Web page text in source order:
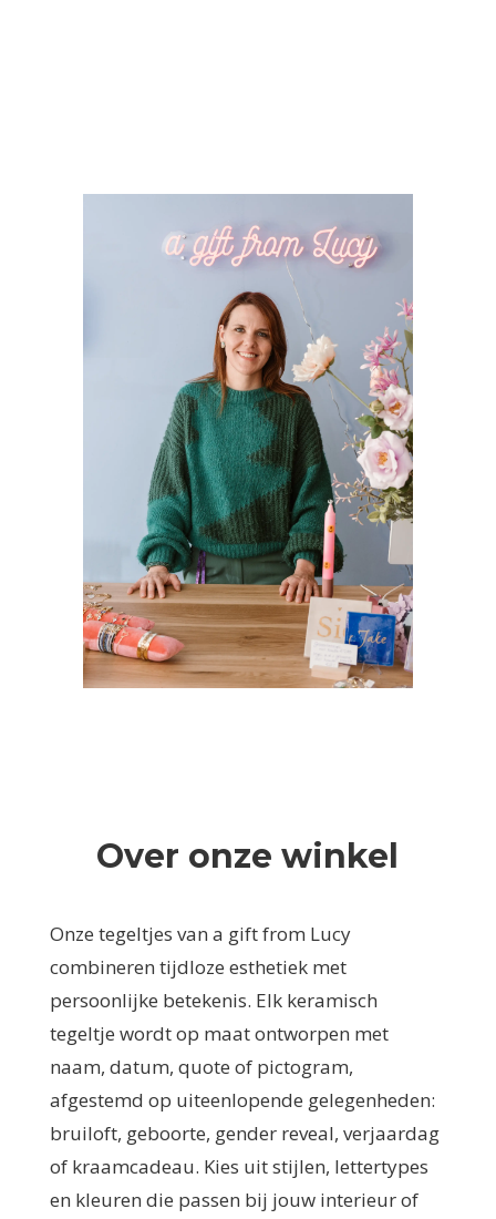
Over onze winkel
Onze tegeltjes van a gift from Lucy
combineren tijdloze esthetiek met
persoonlijke betekenis. Elk keramisch
tegeltje wordt op maat ontworpen met
naam, datum, quote of pictogram,
afgestemd op uiteenlopende gelegenheden:
bruiloft, geboorte, gender reveal, verjaardag
of kraamcadeau. Kies uit stijlen, lettertypes
en kleuren die passen bij jouw interieur of